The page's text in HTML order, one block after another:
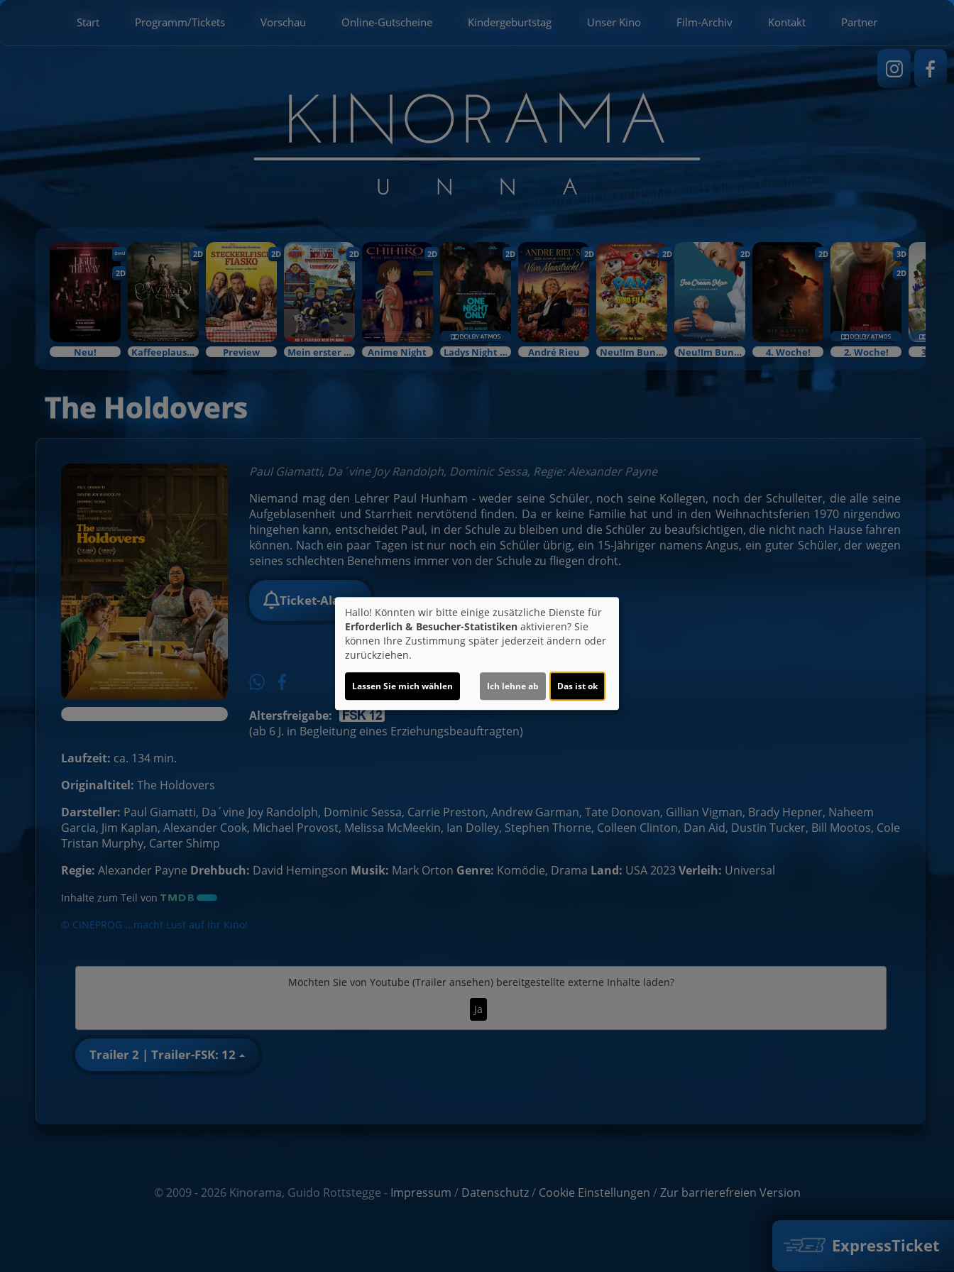
ExpressTicket
Start Programm/Tickets Vorschau Online-Gutscheine Kindergeburtstag Unser Kino Film-Archiv Kontakt Partner
OmU
2D
Neu!
2D
Kaffeeplausch & Kinozauber
2D
Preview
2D
Mein erster Kinobesuch
2D
Anime Night
2D
Ladys Night Preview
2D
André Rieu
2D
Neu!Im Bundesstart
2D
Neu!Im Bundesstart
2D
4. Woche!
3D
2D
2. Woche! 3.
The Holdovers
Paul Giamatti, Da´vine Joy Randolph, Dominic Sessa, Regie: Alexander Payne
Niemand mag den Lehrer Paul Hunham - weder seine Schüler, noch seine Kollegen, noch der Schulleiter, die alle seine
Aufgeblasenheit und Starrheit nervtötend finden. Da er keine Familie hat und in den Weihnachtsferien 1970 nirgendwo
hingehen kann, entscheidet Paul, in der Schule zu bleiben und die Schüler zu beaufsichtigen, die nicht nach Hause fahren
können. Nach ein paar Tagen ist nur noch ein Schüler übrig, ein 15-Jähriger namens Angus, ein guter Schüler, der wegen
seines schlechten Benehmens immer von der Schule zu fliegen droht.
Ticket-Alarm
Altersfreigabe:
(ab 6 J. in Begleitung eines Erziehungsbeauftragten)
Laufzeit: ca. 134 min.
Originaltitel: The Holdovers
Darsteller: Paul Giamatti, Da´vine Joy Randolph, Dominic Sessa, Carrie Preston, Andrew Garman, Tate Donovan, Gillian Vigman, Brady Hepner, Naheem
Garcia, Jim Kaplan, Alexander Cook, Michael Provost, Melissa McMeekin, Ian Dolley, Stephen Thorne, Colleen Clinton, Dan Aid, Dustin Tucker, Bill Mootos, Cole
Tristan Murphy, Carter Shimp
Regie: Alexander Payne Drehbuch: David Hemingson Musik: Mark Orton Genre: Komödie, Drama Land: USA 2023 Verleih: Universal
Inhalte zum Teil von
© CINEPROG ...macht Lust auf Ihr Kino!
Möchten Sie von Youtube (Trailer ansehen)bereitgestellte externe Inhalte laden?
Ja
Trailer 2 | Trailer-FSK: 12
© 2009 - 2026 Kinorama, Guido Rottstegge - Impressum / Datenschutz/ Cookie Einstellungen /Zur barrierefreien Version
Hallo! Könnten wir bitte einige zusätzliche Dienste für
Erforderlich & Besucher-Statistiken aktivieren? Sie
können Ihre Zustimmung später jederzeit ändern oder
zurückziehen.
Lassen Sie mich wählen Ich lehne ab Das ist ok